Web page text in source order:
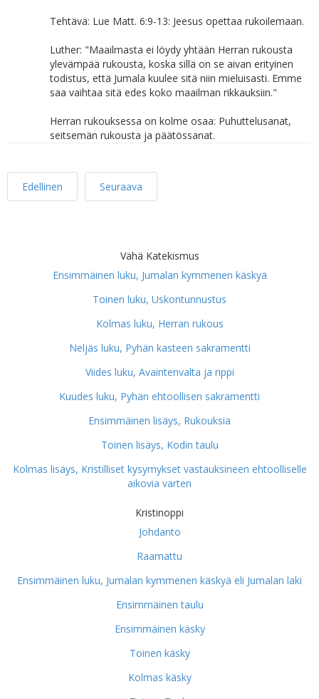
Tehtävä: Lue Matt. 6:9-13: Jeesus opettaa rukoilemaan.
Luther: "Maailmasta ei löydy yhtään Herran rukousta
ylevämpää rukousta, koska sillä on se aivan erityinen
todistus, että Jumala kuulee sitä niin mieluisasti. Emme
saa vaihtaa sitä edes koko maailman rikkauksiin."
Herran rukouksessa on kolme osaa: Puhuttelusanat,
seitsemän rukousta ja päätössanat.
Edellinen Seuraava
Vähä Katekismus
Ensimmäinen luku, Jumalan kymmenen käskyä
Toinen luku, Uskontunnustus
Kolmas luku, Herran rukous
Neljäs luku, Pyhän kasteen sakramentti
Viides luku, Avaintenvalta ja rippi
Kuudes luku, Pyhän ehtoollisen sakramentti
Ensimmäinen lisäys, Rukouksia
Toinen lisäys, Kodin taulu
Kolmas lisäys, Kristilliset kysymykset vastauksineen ehtoolliselle
aikovia varten
Kristinoppi
Johdanto
Raamattu
Ensimmäinen luku, Jumalan kymmenen käskyä eli Jumalan laki
Ensimmäinen taulu
Ensimmäinen käsky
Toinen käsky
Kolmas käsky